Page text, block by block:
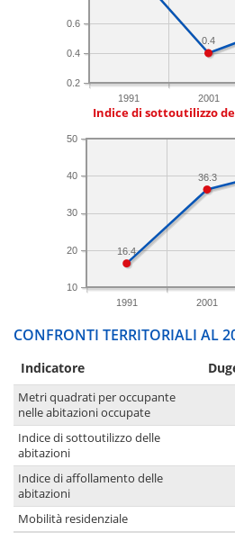
1991 2001
0.2
0.4
0.6
0.4
Indice di sottoutilizzo
1991 2001
10
20
30
40
50
36.3
16.4
CONFRONTI TERRITORIALI AL
Indicatore
Metri quadrati per occupante
nelle abitazioni occupate
Indice di sottoutilizzo delle
abitazioni
Indice di affollamento delle
abitazioni
Mobilità residenziale